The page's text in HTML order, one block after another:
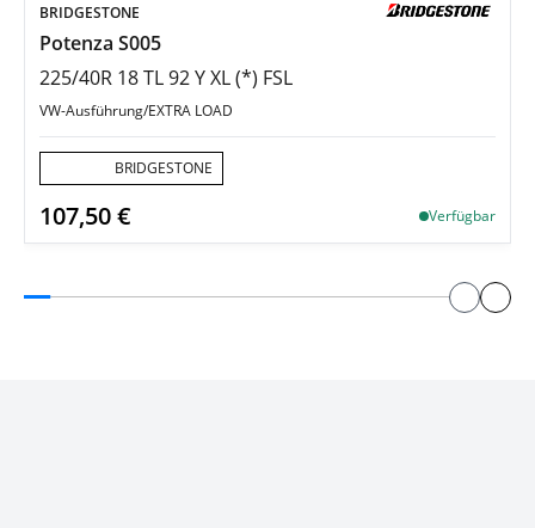
BRIDGESTONE
Potenza S005
225/40R 18 TL 92 Y XL (*) FSL
VW-Ausführung/EXTRA LOAD
BRIDGESTONE
107,50 € Verfügbar